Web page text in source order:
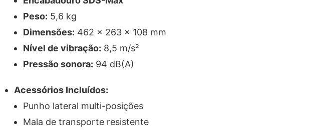
Peso: 5,6 kg
Dimensões: 462 x 263 x 108 mm
Nível de vibração: 8,5 m/s²
Pressão sonora: 94 dB(A)
Acessórios Incluídos:
Punho lateral multi-posições
Mala de transporte resistente